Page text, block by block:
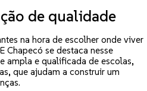
de qualidade
na hora de escolher onde viver
Chapecó se destaca nesse
ampla e qualificada de escolas,
que ajudam a construir um